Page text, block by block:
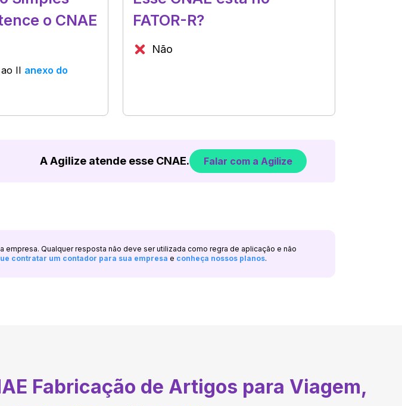
o CNAE
II anexo do
FATOR-R?
Não
A Agilize atende esse CNAE. Falar com a Agilize
empresa. Qualquer resposta não deve ser utilizada como regra de aplicação e não
contratar um contador para sua empresa e conheça nossos planos.
Fabricação de Artigos para Viagem,